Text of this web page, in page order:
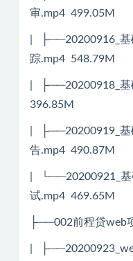
审.mp4 499.05M
| ├──20200916_基
踪.mp4 548.79M
| ├──20200918_基
396.85M
| ├──20200919_基
告.mp4 490.87M
| └──20200921_基
试.mp4 469.65M
├──002前程贷web
|